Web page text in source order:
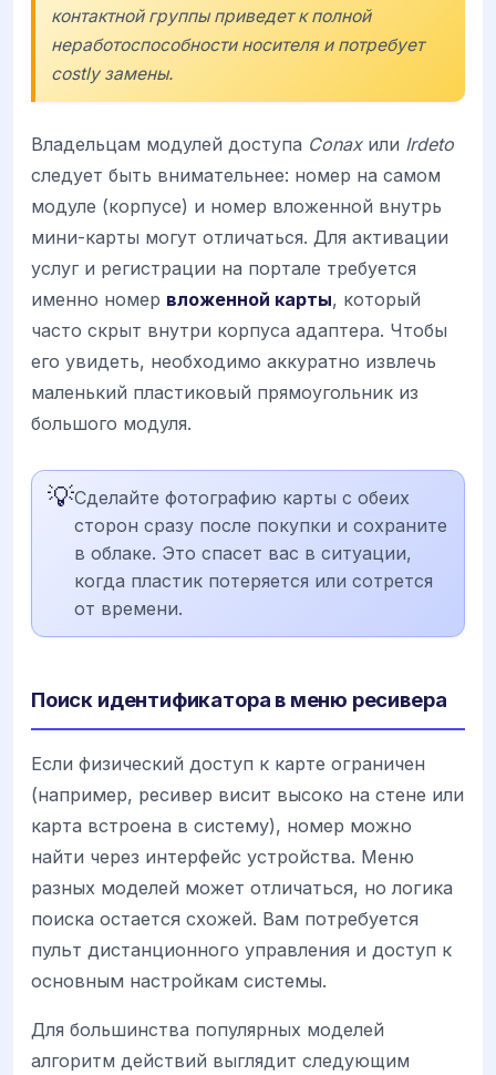
контактной группы приведет к полной
неработоспособности носителя и потребует
costly замены.
Владельцам модулей доступа Conaxили Irdeto
следует быть внимательнее: номер на самом
модуле (корпусе) и номер вложенной внутрь
мини-карты могут отличаться. Для активации
услуг и регистрации на портале требуется
именно номер вложенной карты, который
часто скрыт внутри корпуса адаптера. Чтобы
его увидеть, необходимо аккуратно извлечь
маленький пластиковый прямоугольник из
большого модуля.
💡Сделайте фотографию карты с обеих
сторон сразу после покупки и сохраните
в облаке. Это спасет вас в ситуации,
когда пластик потеряется или сотрется
от времени.
Поиск идентификатора в меню ресивера
Если физический доступ к карте ограничен
(например, ресивер висит высоко на стене или
карта встроена в систему), номер можно
найти через интерфейс устройства. Меню
разных моделей может отличаться, но логика
поиска остается схожей. Вам потребуется
пульт дистанционного управления и доступ к
основным настройкам системы.
Для большинства популярных моделей
алгоритм действий выглядит следующим